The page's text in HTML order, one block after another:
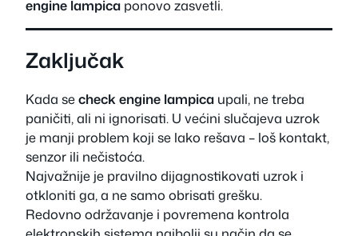
engine lampica ponovo zasvetli.
Zaključak
Kada secheck engine lampica upali, ne treba
paničiti, ali ni ignorisati. U većini slučajeva uzrok
je manji problem koji se lako rešava – loš kontakt,
senzor ili nečistoća.
Najvažnije je pravilno dijagnostikovati uzrok i
otkloniti ga, a ne samo obrisati grešku.
Redovno održavanje i povremena kontrola